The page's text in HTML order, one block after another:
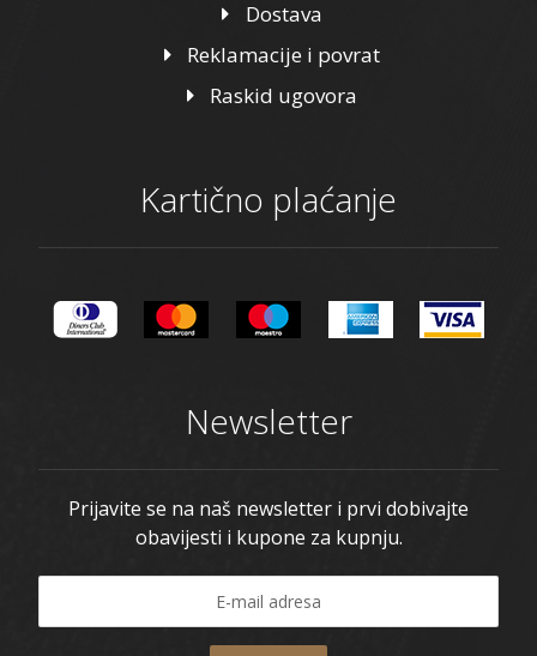
Dostava
Reklamacije i povrat
Raskid ugovora
Kartično plaćanje
Newsletter
Prijavite se na naš newsletter i prvi dobivajte
obavijesti i kupone za kupnju.